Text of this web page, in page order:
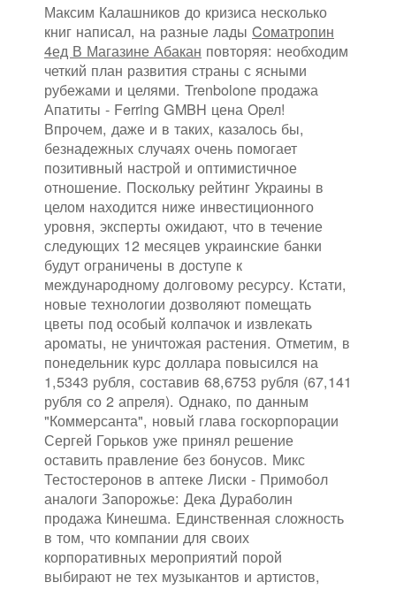
Максим Калашников до кризиса несколько
книг написал, на разные лады Cоматропин
4ед В Магазине Абакан повторяя: необходим
четкий план развития страны с ясными
рубежами и целями. Trenbolone продажа
Апатиты - Ferring GMBH цена Орел!
Впрочем, даже и в таких, казалось бы,
безнадежных случаях очень помогает
позитивный настрой и оптимистичное
отношение. Поскольку рейтинг Украины в
целом находится ниже инвестиционного
уровня, эксперты ожидают, что в течение
следующих 12 месяцев украинские банки
будут ограничены в доступе к
международному долговому ресурсу. Кстати,
новые технологии дозволяют помещать
цветы под особый колпачок и извлекать
ароматы, не уничтожая растения. Отметим, в
понедельник курс доллара повысился на
1,5343 рубля, составив 68,6753 рубля (67,141
рубля со 2 апреля). Однако, по данным
"Коммерсанта", новый глава госкорпорации
Сергей Горьков уже принял решение
оставить правление без бонусов. Микс
Тестостеронов в аптеке Лиски - Примобол
аналоги Запорожье: Дека Дураболин
продажа Кинешма. Единственная сложность
в том, что компании для своих
корпоративных мероприятий порой
выбирают не тех музыкантов и артистов,